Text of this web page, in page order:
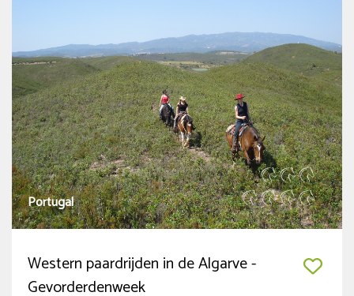
Prijs
Onder de € 500
€ 500 - € 1000
€ 1000 - € 2000
€ 2000 - € 3000
Boven de € 3000
Meer tonen
Portugal
Western paardrijden in de Algarve -
Gevorderdenweek